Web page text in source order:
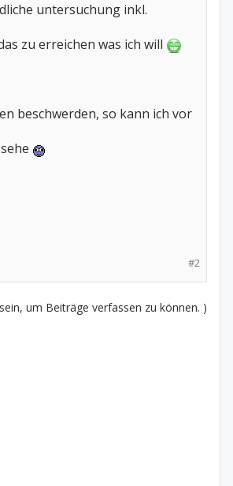
untersuchung inkl.
zu erreichen was ich will
beschwerden, so kann ich vor
#2
um Beiträge verfassen zu können. )